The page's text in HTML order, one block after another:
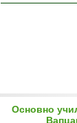
Основно